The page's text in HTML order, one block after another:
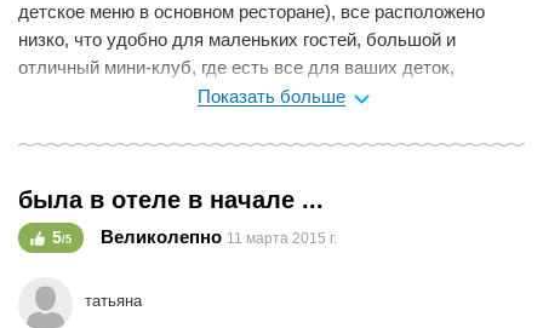
детское меню в основном ресторане), все расположено
низко, что удобно для маленьких гостей, большой и
отличный мини-клуб, где есть все для ваших деток,
приятная зеленая территория, приятно пахнущие
работает круглый год, зимой здесь в основном проводятся
встроено радио, UAL до 02:30, русских 40%. Пляж песчано-
галечный.
Показать больше
была в отеле в начале ...
5/5 Великолепно 11 марта 2015 г.
татьяна